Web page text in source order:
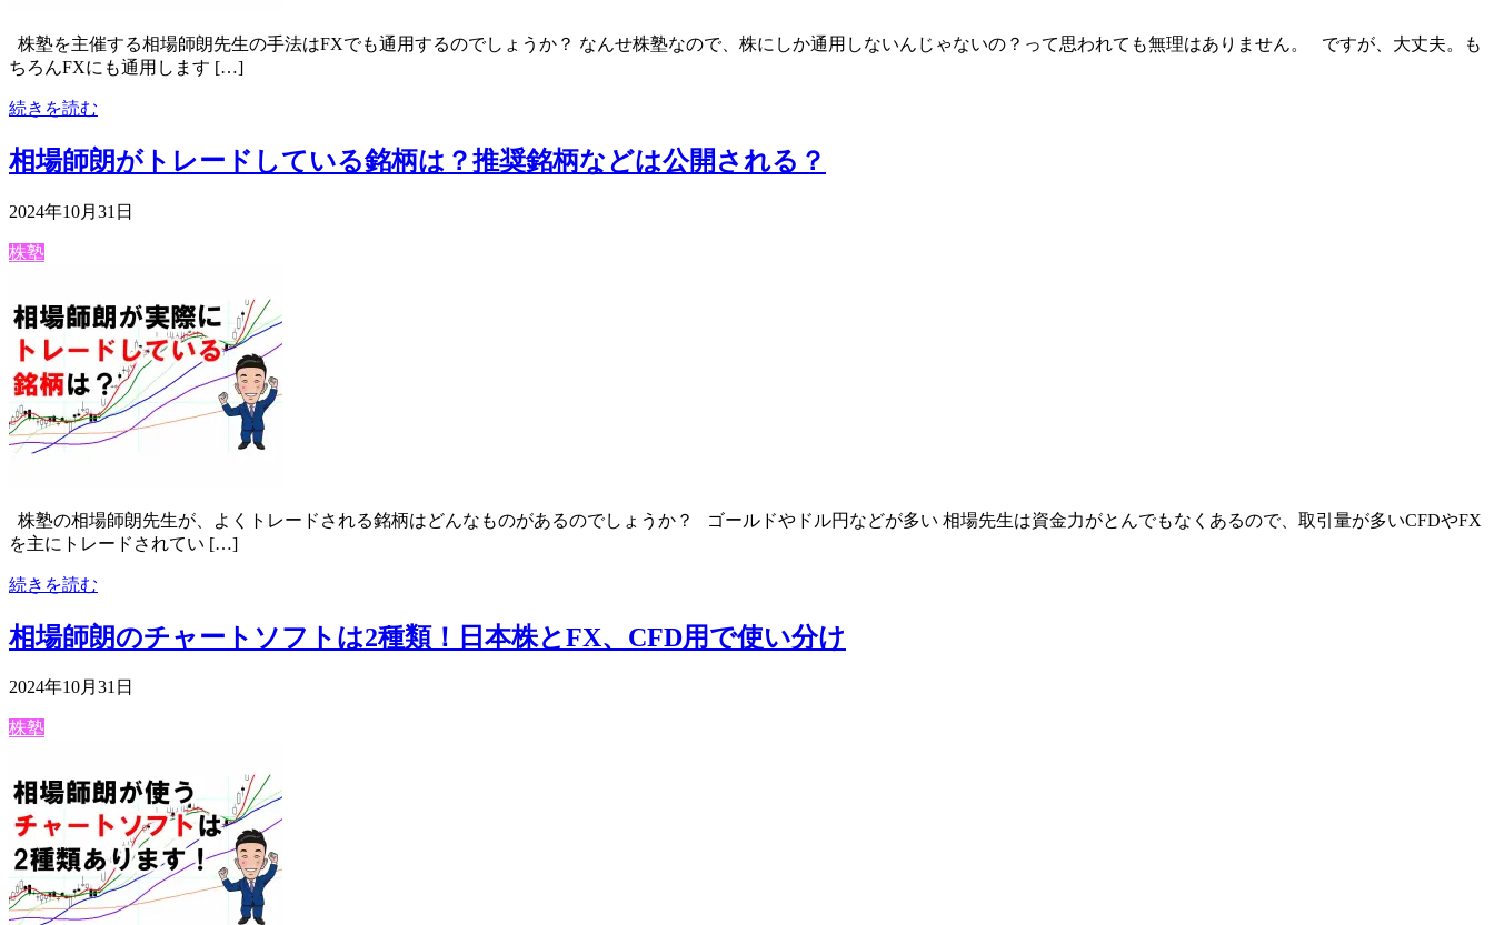
株塾を主催する相場師朗先生の手法はFXでも通用するのでしょうか？ なんせ株塾なので、株にしか通用しないんじゃないの？って思われても無理はありません。 ですが、大丈夫。も
ちろんFXにも通用します […]
続きを読む
相場師朗がトレードしている銘柄は？推奨銘柄などは公開される？
2024年10月31日
株塾
株塾の相場師朗先生が、よくトレードされる銘柄はどんなものがあるのでしょうか？ ゴールドやドル円などが多い 相場先生は資金力がとんでもなくあるので、取引量が多いCFDやFX
を主にトレードされてい […]
続きを読む
相場師朗のチャートソフトは2種類！日本株とFX、CFD用で使い分け
2024年10月31日
株塾